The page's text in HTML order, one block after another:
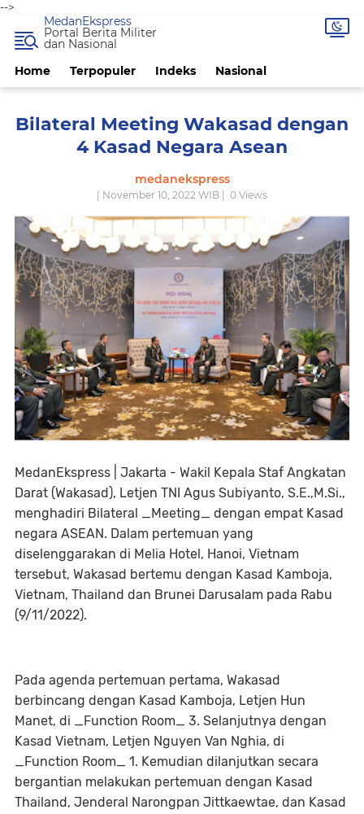
-->
Home Terpopuler Indeks Nasional
MedanEkspress
Portal Berita Militer
dan Nasional
Bilateral Meeting Wakasad dengan
4 Kasad Negara Asean
medanekspress
| November 10, 2022 WIB | 0 Views
MedanEkspress | Jakarta - Wakil Kepala Staf Angkatan
Darat (Wakasad), Letjen TNI Agus Subiyanto, S.E.,M.Si.,
menghadiri Bilateral _Meeting_ dengan empat Kasad
negara ASEAN. Dalam pertemuan yang
diselenggarakan di Melia Hotel, Hanoi, Vietnam
tersebut, Wakasad bertemu dengan Kasad Kamboja,
Vietnam, Thailand dan Brunei Darusalam pada Rabu
(9/11/2022).
Pada agenda pertemuan pertama, Wakasad
berbincang dengan Kasad Kamboja, Letjen Hun
Manet, di _Function Room_ 3. Selanjutnya dengan
Kasad Vietnam, Letjen Nguyen Van Nghia, di
_Function Room_ 1. Kemudian dilanjutkan secara
bergantian melakukan pertemuan dengan Kasad
Thailand, Jenderal Narongpan Jittkaewtae, dan Kasad